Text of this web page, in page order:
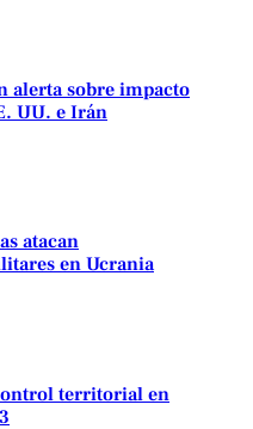
alerta sobre impacto
UU. e Irán
atacan
en Ucrania
territorial en